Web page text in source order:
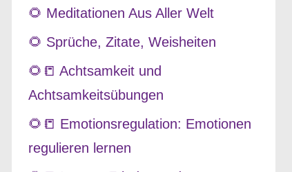
🌻 Meditationen Aus Aller Welt
🌻 Sprüche, Zitate, Weisheiten
🌻📒 Achtsamkeit und
Achtsamkeitsübungen
🌻📒 Emotionsregulation: Emotionen
regulieren lernen